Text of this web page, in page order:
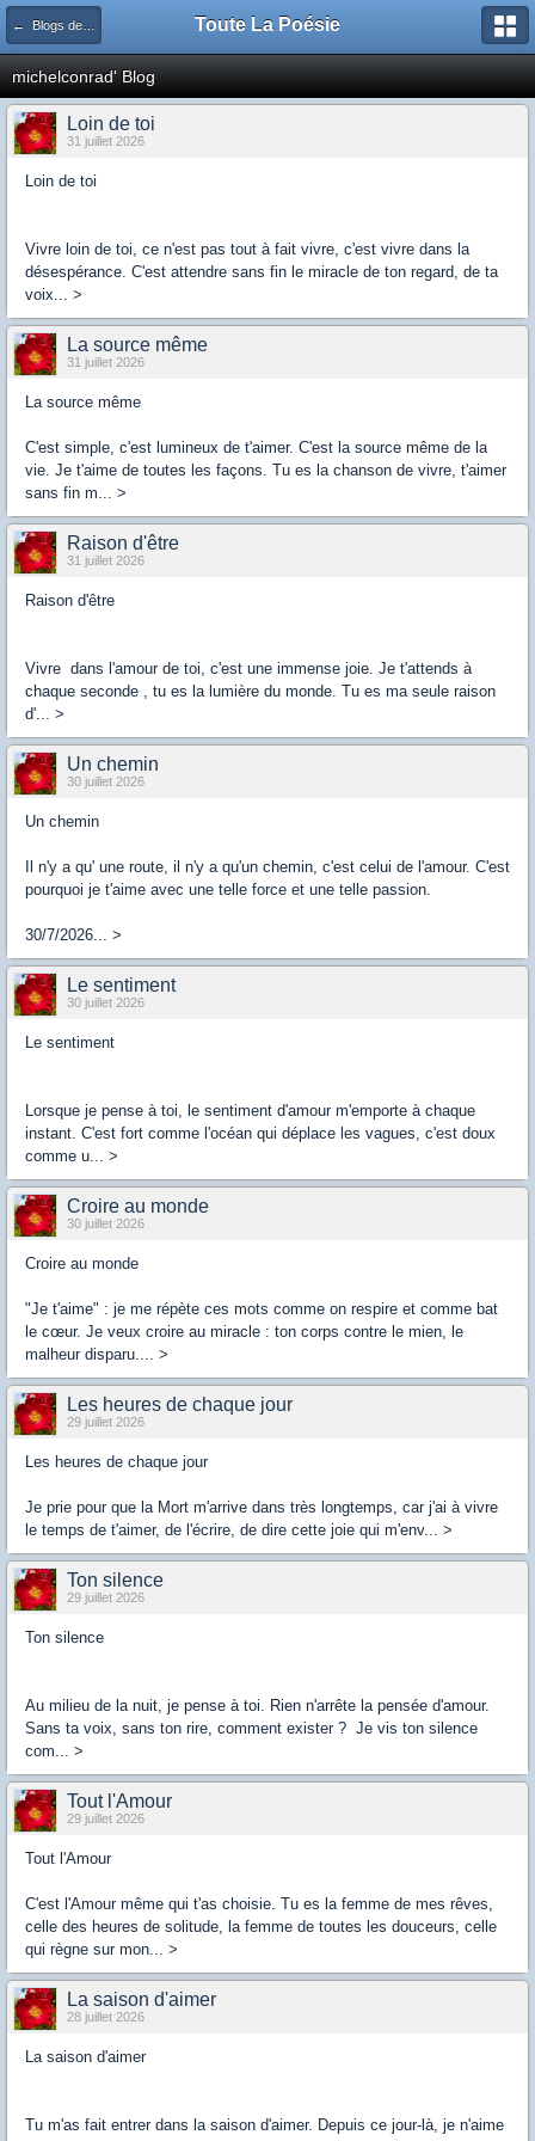
← Blogs de la communauté Toute La Poésie
michelconrad' Blog
Loin de toi
31 juillet 2026
Loin de toi
Vivre loin de toi, ce n'est pas tout à fait vivre, c'est vivre dans la
désespérance. C'est attendre sans fin le miracle de ton regard, de ta
voix... >
La source même
31 juillet 2026
La source même
C'est simple, c'est lumineux de t'aimer. C'est la source même de la
vie. Je t'aime de toutes les façons. Tu es la chanson de vivre, t'aimer
sans fin m... >
Raison d'être
31 juillet 2026
Raison d'être
Vivre dans l'amour de toi, c'est une immense joie. Je t'attends à
chaque seconde , tu es la lumière du monde. Tu es ma seule raison
d'... >
Un chemin
30 juillet 2026
Un chemin
Il n'y a qu' une route, il n'y a qu'un chemin, c'est celui de l'amour. C'est
pourquoi je t'aime avec une telle force et une telle passion.
30/7/2026... >
Le sentiment
30 juillet 2026
Le sentiment
Lorsque je pense à toi, le sentiment d'amour m'emporte à chaque
instant. C'est fort comme l'océan qui déplace les vagues, c'est doux
comme u... >
Croire au monde
30 juillet 2026
Croire au monde
"Je t'aime" : je me répète ces mots comme on respire et comme bat
le cœur. Je veux croire au miracle : ton corps contre le mien, le
malheur disparu.... >
Les heures de chaque jour
29 juillet 2026
Les heures de chaque jour
Je prie pour que la Mort m'arrive dans très longtemps, car j'ai à vivre
le temps de t'aimer, de l'écrire, de dire cette joie qui m'env... >
Ton silence
29 juillet 2026
Ton silence
Au milieu de la nuit, je pense à toi. Rien n'arrête la pensée d'amour.
Sans ta voix, sans ton rire, comment exister ? Je vis ton silence
com... >
Tout l'Amour
29 juillet 2026
Tout l'Amour
C'est l'Amour même qui t'as choisie. Tu es la femme de mes rêves,
celle des heures de solitude, la femme de toutes les douceurs, celle
qui règne sur mon... >
La saison d'aimer
28 juillet 2026
La saison d'aimer
Tu m'as fait entrer dans la saison d'aimer. Depuis ce jour-là, je n'aime